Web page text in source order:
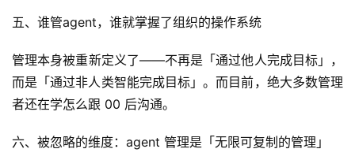
软
件
应
用
服
务
项
登录
五、谁管agent，谁就掌握了组织的操作系统
管理本身被重新定义了——不再是「通过他人完成目标」，
而是「通过非人类智能完成目标」。而目前，绝大多数管理
者还在学怎么跟 00 后沟通。
六、被忽略的维度：agent 管理是「无限可复制的管理」